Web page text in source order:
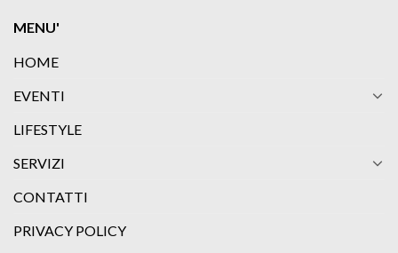
MENU'
HOME
EVENTI
LIFESTYLE
SERVIZI
CONTATTI
PRIVACY POLICY